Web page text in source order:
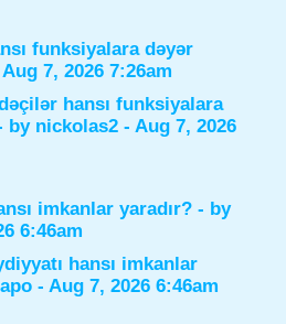
funksiyalara dəyər
7, 2026 7:26am
hansı funksiyalara
by nickolas2 - Aug 7, 2026
imkanlar yaradır? - by
6:46am
hansı imkanlar
- Aug 7, 2026 6:46am